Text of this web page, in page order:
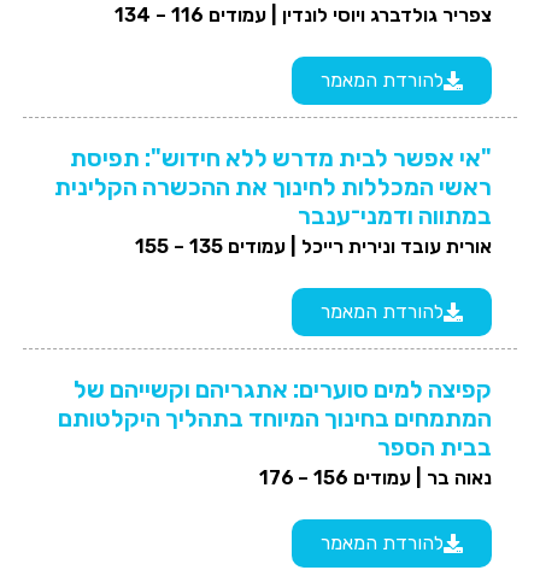
צפריר גולדברג ויוסי לונדין | עמודים 116 – 134
להורדת המאמר
"אי אפשר לבית מדרש ללא חידוש": תפיסת
ראשי המכללות לחינוך את ההכשרה הקלינית
במתווה ודמני־ענבר
אורית עובד ונירית רייכל | עמודים 135 – 155
להורדת המאמר
קפיצה למים סוערים: אתגריהם וקשייהם של
המתמחים בחינוך המיוחד בתהליך היקלטותם
בבית הספר
נאוה בר | עמודים 156 – 176
להורדת המאמר